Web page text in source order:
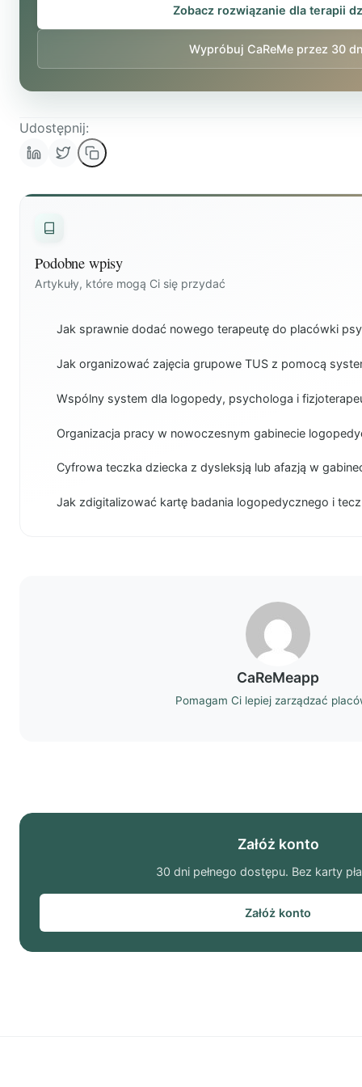
Zobacz rozwiązanie dla terapii
Wypróbuj CaReMe przez 30
Udostępnij:
Podobne wpisy
Artykuły, które mogą Ci się przydać
Jak sprawnie dodać nowego terapeutę do placówki
Jak organizować zajęcia grupowe TUS z pomocą
Wspólny system dla logopedy, psychologa i
Organizacja pracy w nowoczesnym gabinecie
Cyfrowa teczka dziecka z dysleksją lub afazją w
Jak zdigitalizować kartę badania logopedycznego i
CaReMeapp
Pomagam Ci lepiej zarządzać
Załóż konto
30 dni pełnego dostępu. Bez karty
Załóż konto